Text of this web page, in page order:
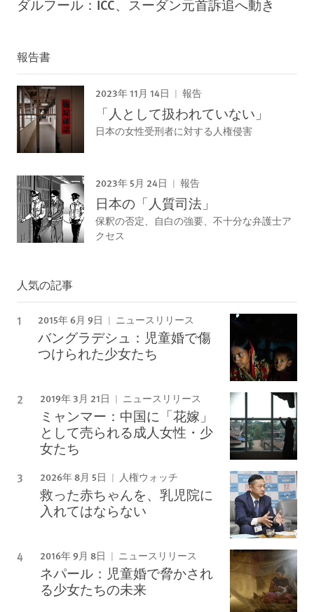
ダルフール：ICC、スーダン元首訴追へ動き
報告書
2023年 11月 14日 報告
「人として扱われていない」
日本の女性受刑者に対する人権侵害
2023年 5月 24日 報告
日本の「人質司法」
保釈の否定、自白の強要、不十分な弁護士ア
クセス
人気の記事
2015年 6月 9日 ニュースリリース
バングラデシュ：児童婚で傷
つけられた少女たち
2019年 3月 21日 ニュースリリース
ミャンマー：中国に「花嫁」
として売られる成人女性・少
女たち
2026年 8月 5日 人権ウォッチ
救った赤ちゃんを、乳児院に
入れてはならない
2016年 9月 8日 ニュースリリース
ネパール：児童婚で脅かされ
る少女たちの未来